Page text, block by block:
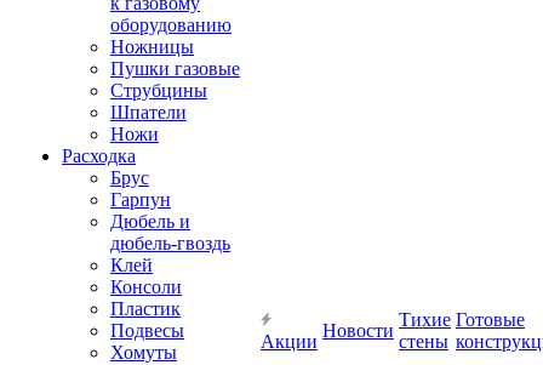
оборудованию
Ножницы
Пушки газовые
Струбцины
Шпатели
Ножи
Расходка
Брус
Гарпун
Дюбель и
дюбель-гвоздь
Клей
Консоли
Пластик
Подвесы
Хомуты
Акции
Новости
Тихие
стены
Готовые